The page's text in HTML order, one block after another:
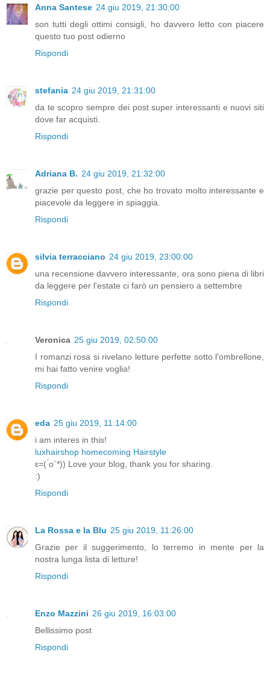
Anna Santese 24 giu 2019, 21:30:00
son tutti degli ottimi consigli, ho davvero letto con piacere
questo tuo post odierno
Rispondi
stefania 24 giu 2019, 21:31:00
da te scopro sempre dei post super interessanti e nuovi siti
dove far acquisti.
Rispondi
Adriana B. 24 giu 2019, 21:32:00
grazie per questo post, che ho trovato molto interessante e
piacevole da leggere in spiaggia.
Rispondi
silvia terracciano 24 giu 2019, 23:00:00
una recensione davvero interessante, ora sono piena di libri
da leggere per l'estate ci farò un pensiero a settembre
Rispondi
Veronica 25 giu 2019, 02:50:00
I romanzi rosa si rivelano letture perfette sotto l'ombrellone,
mi hai fatto venire voglia!
Rispondi
eda 25 giu 2019, 11:14:00
i am interes in this!
luxhairshop homecoming Hairstyle
ε=( ́ο`*)) Love your blog, thank you for sharing.
:)
Rispondi
La Rossa e la Blu 25 giu 2019, 11:26:00
Grazie per il suggerimento, lo terremo in mente per la
nostra lunga lista di letture!
Rispondi
Enzo Mazzini 26 giu 2019, 16:03:00
Bellissimo post
Rispondi